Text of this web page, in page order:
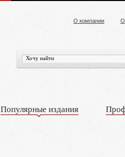
О компании
Популярные издания